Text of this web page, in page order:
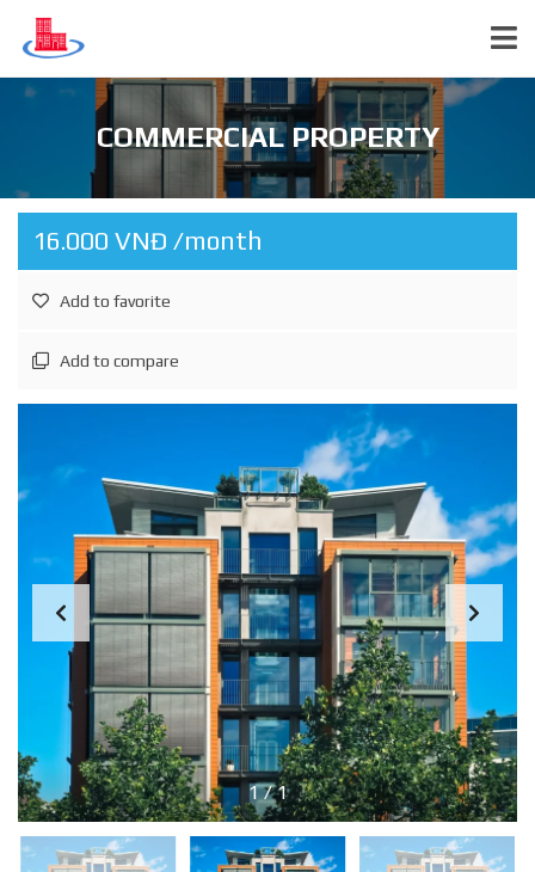
COMMERCIAL PROPERTY
16.000 VNĐ /month
Add to favorite
Add to compare
1/1